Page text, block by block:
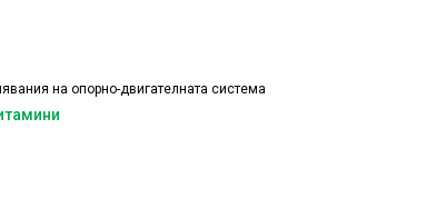
на опорно-двигателната система